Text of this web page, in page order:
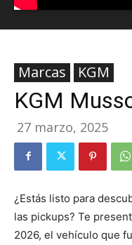
Marcas KGM
KGM
27 marzo, 2025
¿Estás listo para
las pickups? Te
2026, el vehículo que